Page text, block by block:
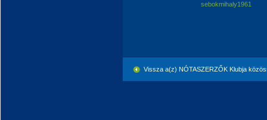
sebokmihaly1961
Vissza a(z) NÓTASZERZŐK Klubja